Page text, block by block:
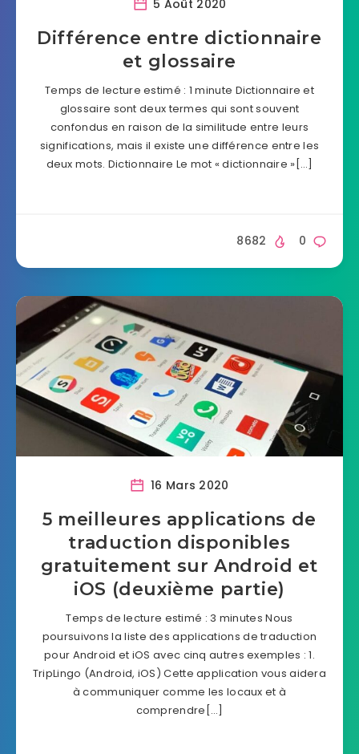
5 Août 2020
Différence entre dictionnaire
et glossaire
Temps de lecture estimé : 1 minute Dictionnaire et
glossaire sont deux termes qui sont souvent
confondus en raison de la similitude entre leurs
significations, mais il existe une différence entre les
deux mots. Dictionnaire Le mot « dictionnaire »[…]
0
8682
16 Mars 2020
5 meilleures applications de
traduction disponibles
gratuitement sur Android et
iOS (deuxième partie)
Temps de lecture estimé : 3 minutes Nous
poursuivons la liste des applications de traduction
pour Android et iOS avec cinq autres exemples : 1.
TripLingo (Android, iOS) Cette application vous aidera
à communiquer comme les locaux et à
comprendre[…]